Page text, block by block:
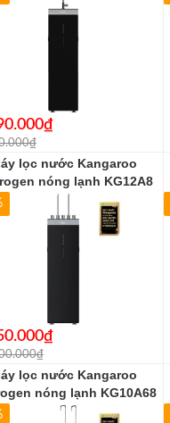
lọc nước Kangaroo
nóng lạnh KG12A8
lọc nước Kangaroo
nóng lạnh KG10A68